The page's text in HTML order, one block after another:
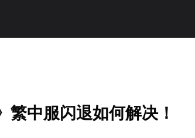
中服闪退如何解决！